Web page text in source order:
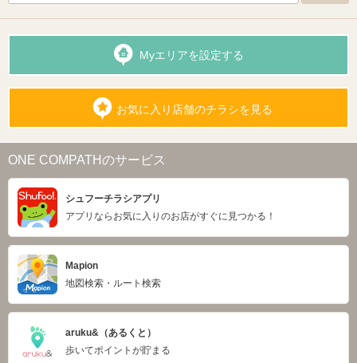
Myエリアを設定する
お気に入り店舗のチラシを見る
ONE COMPATHのサービス
シュフーチラシアプリ
アプリならお気に入りのお店がすぐに見つかる！
Mapion
地図検索・ルート検索
aruku&（あるくと）
歩いてポイントが貯まる